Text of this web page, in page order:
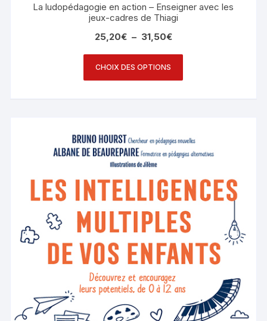
La ludopédagogie en action – Enseigner avec les
jeux-cadres de Thiagi
25,20€ – 31,50€
CHOIX DES OPTIONS